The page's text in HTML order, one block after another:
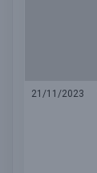
21/11/2023